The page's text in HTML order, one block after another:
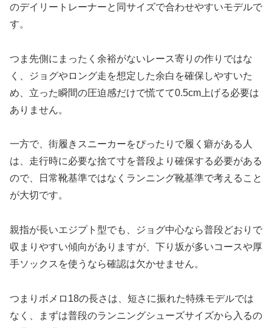
のデイリートレーナーと同サイズで合わせやすいモデルで
す。
つま先側にまったく余裕がないレース寄りの作りではな
く、ジョグやロング走を想定した余白を確保しやすいた
め、立った瞬間の圧迫感だけで慌てて0.5cm上げる必要は
ありません。
一方で、街履きスニーカーをぴったりで履く癖がある人
は、走行時に必要な捨て寸を普段より確保する必要がある
ので、日常靴基準ではなくランニング靴基準で考えること
が大切です。
親指が長いエジプト型でも、ジョグ中心なら普段どおりで
収まりやすい傾向がありますが、下り坂が多いコースや厚
手ソックスを使うなら確認は欠かせません。
つまりボメロ18の長さは、短さに振れた特殊モデルでは
なく、まずは普段のランニングシューズサイズから入るの